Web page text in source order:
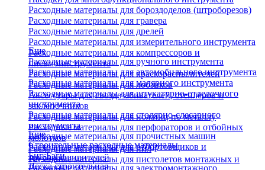
Расходные материалы для бороздоделов (штроборезов)
Расходные материалы для гравера
Расходные материалы для дрелей
Расходные материалы для измерительного инструмента
Расходные материалы для компрессоров и
пневмоинструмента
Расходные материалы для краскораспылителей
Расходные материалы для лобзиков
Аксессуары для гвоздезабивателей, степлеров и
заклепочников
Расходные материалы для ножниц по металлу
Расходные материалы для перфораторов и отбойных
молотков
Расходные материалы для пил
Расходные материалы для пистолетов монтажных и
Еще
Расходные материалы для ручного инструмента
Расходные материалы для автомобильного инструмента
Расходные материалы для малярного инструмента
Расходные материалы для штукатурно-отделочного
инструмента
Расходные материалы для столярно-слесарного
инструмента
Расходные материалы для прочистных машин
Расходные материалы для отбортовщиков и
труборасширителей
Расходные материалы для электромонтажного
Еще
Строительные расходные материалы
Биг-Бэги
Леска строительная